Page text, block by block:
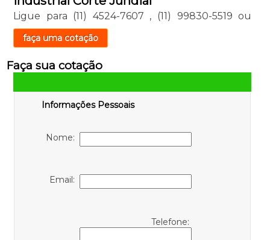
Ligue para (11) 4524-7607 , (11) 99830-5519 ou
faça uma cotação
Faça sua cotação
Informações Pessoais
Nome:
Email:
Telefone: